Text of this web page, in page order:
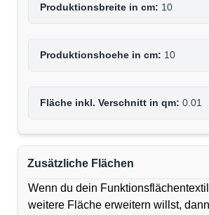
Produktionsbreite in cm: 10
Produktionshoehe in cm: 10
Fläche inkl. Verschnitt in qm: 0.01
Zusätzliche Flächen
Wenn du dein
weitere Fläche erweitern willst,